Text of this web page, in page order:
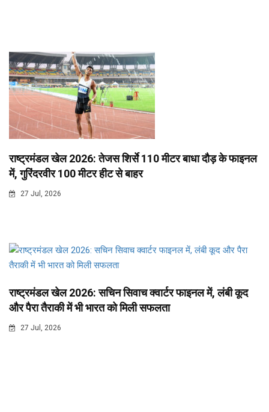
राष्ट्रमंडल खेल 2026: तेजस शिर्से 110 मीटर बाधा दौड़ के फाइनल
में, गुरिंदरवीर 100 मीटर हीट से बाहर
27 Jul, 2026
राष्ट्रमंडल खेल 2026: सचिन सिवाच क्वार्टर फाइनल में, लंबी कूद
और पैरा तैराकी में भी भारत को मिली सफलता
27 Jul, 2026